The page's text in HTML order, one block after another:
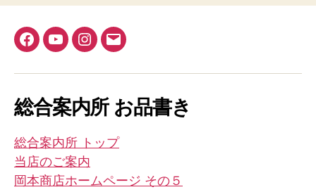
FacebookYouTubeInstagram
メ
総合案内所 お品書き
総合案内所 トップ
当店のご案内
岡本商店ホームページ その５